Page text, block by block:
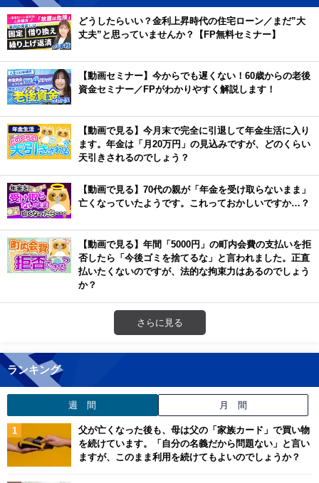
どうしたらいい？金利上昇時代の住宅ローン／まだ”大
丈夫”と思っていませんか？【FP無料セミナー】
【動画セミナー】今からでも遅くない！60歳からの老後
資金セミナー／FPがわかりやすく解説します！
【動画で見る】今月末で完全に引退して年金生活に入り
ます。年金は「月20万円」の見込みですが、どのくらい
天引きされるのでしょう？
【動画で見る】70代の親が「年金を受け取らないまま」
亡くなっていたようです。これっておかしいですか…？
【動画で見る】年間「5000円」の町内会費の支払いを拒
否したら「今後ゴミを捨てるな」と言われました。正直
払いたくないのですが、法的な拘束力はあるのでしょう
か？
さらに見る
ランキング
週 間 月 間
父が亡くなった後も、母は父の「家族カード」で買い物
を続けています。「自分の名義だから問題ない」と言い
ますが、このまま利用を続けてもよいのでしょうか？